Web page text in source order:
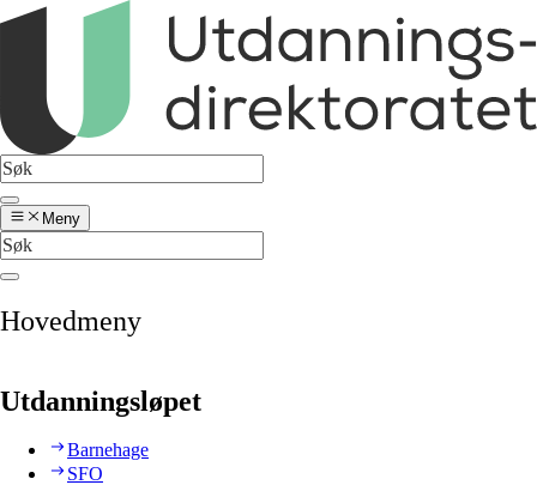
Meny
Hovedmeny
Utdanningsløpet
Barnehage
SFO